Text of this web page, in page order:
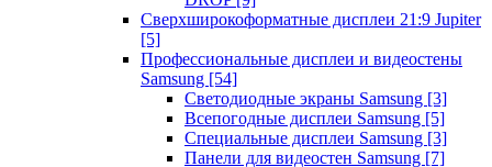
Сверхширокоформатные дисплеи 21:9 Jupiter
[5]
Профессиональные дисплеи и видеостены
Samsung [54]
Светодиодные экраны Samsung [3]
Всепогодные дисплеи Samsung [5]
Специальные дисплеи Samsung [3]
Панели для видеостен Samsung [7]